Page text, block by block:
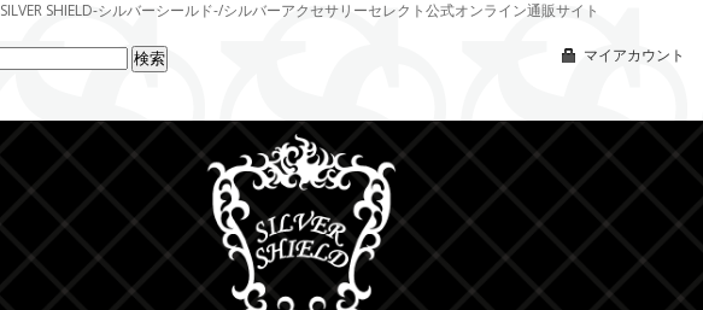
SILVER SHIELD-シルバーシールド-/シルバーアクセサリーセレクト公式オンライン通販サイト
マイアカウント